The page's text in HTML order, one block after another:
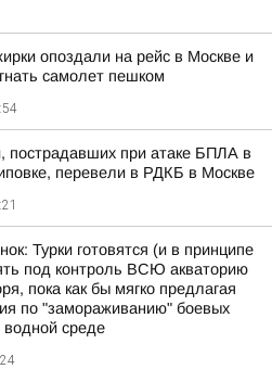
опоздали на рейс в Москве и
самолет пешком
пострадавших при атаке БПЛА в
перевели в РДКБ в Москве
Турки готовятся (и в принципе
под контроль ВСЮ акваторию
пока как бы мягко предлагая
по "замораживанию" боевых
водной среде